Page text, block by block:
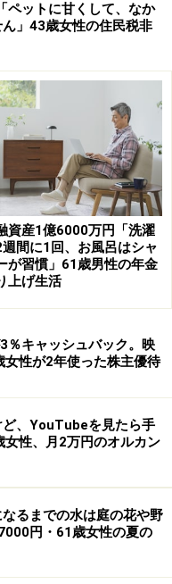
ョン、アパートの清掃
万円の手取りで、階
使います。週4日、1日
に通っているよう。
もりです」といいま
うで「家賃収入があり
産の）修繕費や旅行費
のこと。
生活であり、ボケ防
い、食事は3食自炊が
げられます」と節約を
きの収入」
よかったことがある
たため子どもには母子
しまった。昭和の仕事
スポーツを一緒にした
ペットに甘くして、なか
」43歳女性の住民税非
資産1億6000万円「洗濯
間に1回、お風呂はシャ
が習慣」61歳男性の年金
上げ生活
％キャッシュバック。映
性が2年使った株主優待
ど、YouTubeを見たら手
性、月2万円のオルカン
なるまでの水は庭の花や野
円・61歳女性の夏の